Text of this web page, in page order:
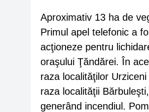
Aproximativ 13 ha de
Primul apel telefonic a
acţioneze pentru
oraşului Ţăndărei. În
raza localităţilor
raza localităţii
generând incendiul.